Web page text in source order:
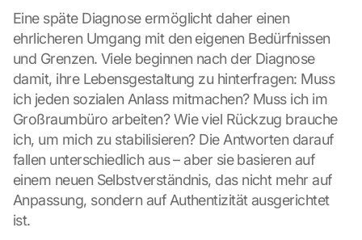
Eine späte Diagnose ermöglicht daher einen
ehrlicheren Umgang mit den eigenen Bedürfnissen
und Grenzen. Viele beginnen nach der Diagnose
damit, ihre Lebensgestaltung zu hinterfragen: Muss
ich jeden sozialen Anlass mitmachen? Muss ich im
Großraumbüro arbeiten? Wie viel Rückzug brauche
ich, um mich zu stabilisieren? Die Antworten darauf
fallen unterschiedlich aus – aber sie basieren auf
einem neuen Selbstverständnis, das nicht mehr auf
Anpassung, sondern auf Authentizität ausgerichtet
ist.